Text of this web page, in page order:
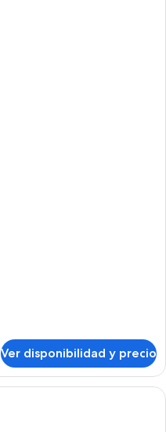
Ver disponibilidad y precio